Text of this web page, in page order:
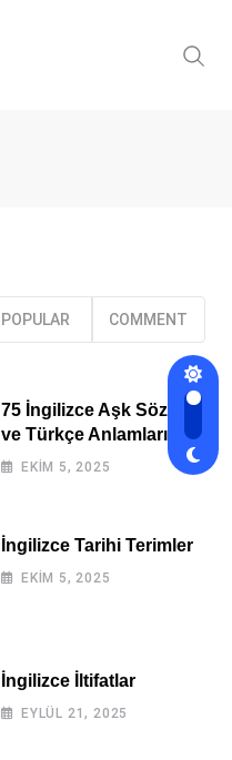
POPULAR COMMENT
75 İngilizce Aşk Sözleri
ve Türkçe Anlamları
EKIM 5, 2025
İngilizce Tarihi Terimler
EKIM 5, 2025
İngilizce İltifatlar
EYLÜL 21, 2025